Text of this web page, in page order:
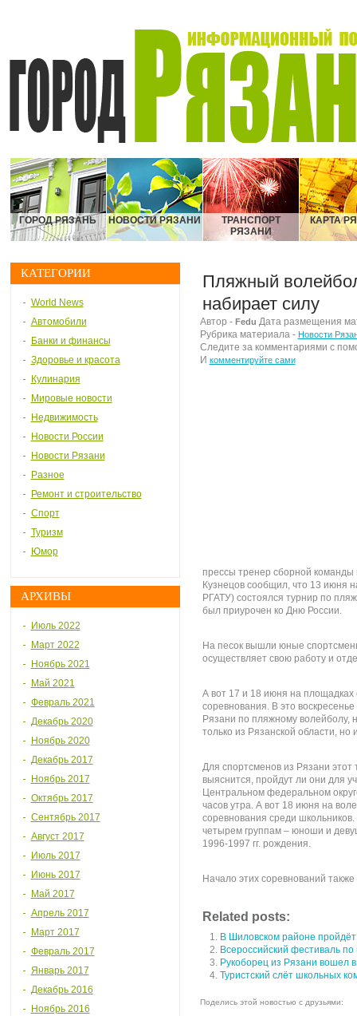
ГОРОД РЯЗАНЬ НОВОСТИ РЯЗАНИ
ТРАНСПОРТ
РЯЗАНИ
КАРТА
КАТЕГОРИИ
World News
Автомобили
Банки и финансы
Здоровье и красота
Кулинария
Мировые новости
Недвижимость
Новости России
Новости Рязани
Разное
Ремонт и строительство
Спорт
Туризм
Юмор
АРХИВЫ
Июль 2022
Март 2022
Ноябрь 2021
Май 2021
Февраль 2021
Декабрь 2020
Ноябрь 2020
Декабрь 2017
Ноябрь 2017
Октябрь 2017
Сентябрь 2017
Август 2017
Июль 2017
Июнь 2017
Май 2017
Апрель 2017
Март 2017
Февраль 2017
Январь 2017
Декабрь 2016
Ноябрь 2016
Пляжный
набирает силу
Автор - Fedu Дата размещения
Рубрика материала - Новости
Следите за комментариями с
И комментируйте сами
прессы тренер сборной команды
Кузнецов сообщил, что 13 июня
РГАТУ) состоялся турнир по
был приурочен ко Дню России.
На песок вышли юные
осуществляет свою работу и
А вот 17 и 18 июня на
соревнования. В это
Рязани по пляжному волейболу,
только из Рязанской области,
Для спортсменов из Рязани этот
выяснится, пройдут ли они для
Центральном федеральном
часов утра. А вот 18 июня на
соревнования среди
четырем группам – юноши и
1996-1997 гг. рождения.
Начало этих соревнований
Related posts:
В Шиловском районе пройдёт
Всероссийский фестиваль
Рукоборец из Рязани вошел
Туристский слёт школьных
Поделись этой новостью с друзьями: